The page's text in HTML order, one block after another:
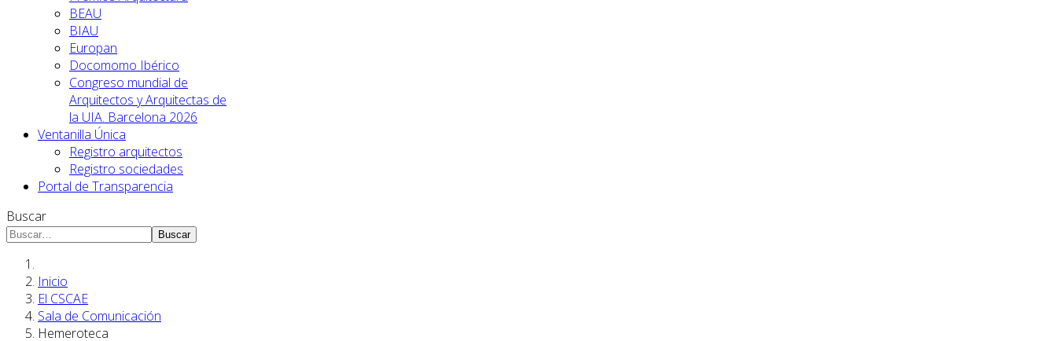
BEAU
BIAU
Europan
Docomomo Ibérico
Congreso mundial de
Arquitectos y Arquitectas de
la UIA. Barcelona 2026
Ventanilla Única
Registro arquitectos
Registro sociedades
Portal de Transparencia
Buscar
Buscar
Inicio
El CSCAE
Sala de Comunicación
Hemeroteca